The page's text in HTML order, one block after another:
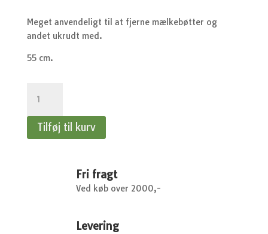
Meget anvendeligt til at fjerne mælkebøtter og
andet ukrudt med.
55 cm.
cm.
antal
Tilføj til kurv
Fri fragt
Ved køb over 2000,-
Levering